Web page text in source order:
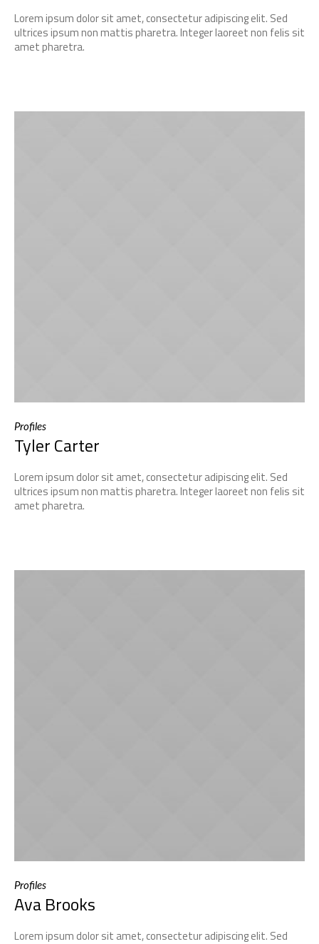
Lorem ipsum dolor sit amet, consectetur adipiscing elit. Sed
ultrices ipsum non mattis pharetra. Integer laoreet non felis sit
amet pharetra.
Profiles
Tyler Carter
Lorem ipsum dolor sit amet, consectetur adipiscing elit. Sed
ultrices ipsum non mattis pharetra. Integer laoreet non felis sit
amet pharetra.
Profiles
Ava Brooks
Lorem ipsum dolor sit amet, consectetur adipiscing elit. Sed